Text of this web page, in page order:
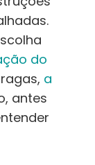
do
a
antes